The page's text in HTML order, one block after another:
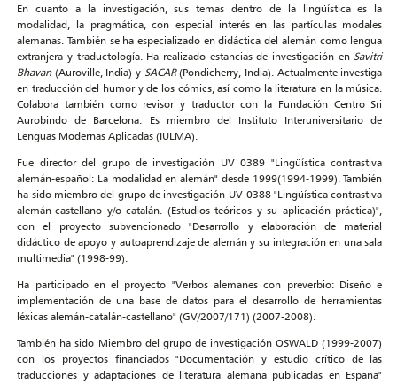
En cuanto a la investigación, sus temas dentro de la lingüística es la
modalidad, la pragmática, con especial interés en las partículas modales
alemanas. También se ha especializado en didáctica del alemán como lengua
extranjera y traductología. Ha realizado estancias de investigación en Savitri
Bhavan(Auroville, India) y SACAR(Pondicherry, India). Actualmente investiga
en traducción del humor y de los cómics, así como la literatura en la música.
Colabora también como revisor y traductor con la Fundación Centro Sri
Aurobindo de Barcelona. Es miembro del Instituto Interuniversitario de
Lenguas Modernas Aplicadas (IULMA).
Fue director del grupo de investigación UV 0389 "Lingüística contrastiva
alemán-español: La modalidad en alemán" desde 1999(1994-1999). También
ha sido miembro del grupo de investigación UV-0388 "Lingüística contrastiva
alemán-castellano y/o catalán. (Estudios teóricos y su aplicación práctica)",
con el proyecto subvencionado "Desarrollo y elaboración de material
didáctico de apoyo y autoaprendizaje de alemán y su integración en una sala
multimedia" (1998-99).
Ha participado en el proyecto "Verbos alemanes con preverbio: Diseño e
implementación de una base de datos para el desarrollo de herramientas
léxicas alemán-catalán-castellano" (GV/2007/171) (2007-2008).
También ha sido Miembro del grupo de investigación OSWALD (1999-2007)
con los proyectos financiados "Documentación y estudio crítico de las
traducciones y adaptaciones de literatura alemana publicadas en España"